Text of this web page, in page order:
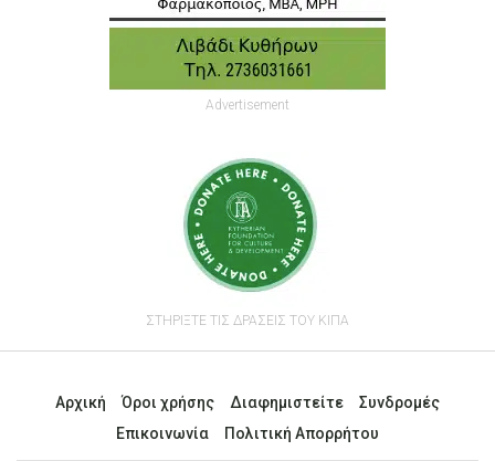
Advertisement
ΣΤΗΡΙΞΤΕ ΤΙΣ ΔΡΑΣΕΙΣ ΤΟΥ ΚΙΠΑ
Αρχική Όροι χρήσης Διαφημιστείτε
Συνδρομές
Επικοινωνία
Πολιτική Απορρήτου